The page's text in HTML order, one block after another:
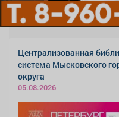
Централизованная
система Мысковского
округа
05.08.2026